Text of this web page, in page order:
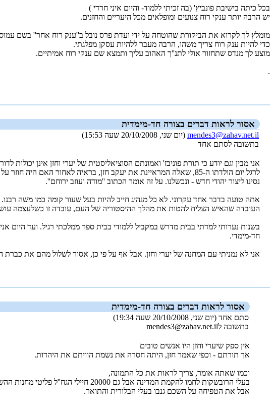
בכל כיתה בישיבת פונביץ' (בה זכיתי ללמוד- והיום איני חרדי )
יש הרבה יותר ענקי רוח צנועים ומופלאים מכל היעריים והחזנים.
מומלץ לך לקרוא את הביקורת שהוטחה על ידי ועדת פרס נובל ב''ענק רוח אחר'' בשם עמוס
כדי להיות ענק רוח צריך משהו, הרבה מעבר ללהיות עסקן מפלגתי.
מוצע לך מנדס שתחזור אולי לתנ''ך האהוב עליך ותמצא שם ענקי רוח אמיתיים.
.
אסור לראות דברים בצורה חד-מימדית
mendes3@zahav.net.il (יום שני, 20/10/2008 שעה 15:53)
בתשובה לסתם אחד
אני מבין וגם יודע כי תורת פוניבז' ואמונתם הסוציאליסטית של יערי וחזן אינן
לרגל יום הולדתו ה-‏85, שאלה המראיינת את יעקב חזן, בראיה לאחור
נסינו ליצור יהודי חדש - ונכשלנו. על זה אומר הכתוב ''מודה ועוזב ירוחם''.
אתה טועה בדבר אחד עקרוני. לא כל מנהיג חייב להיות בעל שעור קומה כמו משה
העובדה שהאיש הצליח להטות את מהלך ההיסטוריה של העם, עובדה זו כשלעצמה
בשנות נערותי למדתי בבית מדרש במקביל ללמודי בבית ספר ממלכתי רגיל. ועד היום
חד-מימדי.
אני לא נמניתי עם המחנה של יערי וחזן. אבל אף על פי כן, אסור לשלול מהם את
אסור לראות דברים בצורה חד-מימדית
סתם אחד (יום שני, 20/10/2008 שעה 19:34)
בתשובה לmendes3@zahav.net.il
אין ספק שיערי וחזן היו אנשים טובים
אך תורתם - וכפי שאמר חזן, היתה חסרה את נשמת הוויתם את היהדות.
וכמו שאתה אומר, צריך לראות את כל התמונה,
בעלי הרובשקות לחמו להקמת המדינה אבל גם 20000 חיילי הגח''ל פליטי מחנות ההשמדה, גם עשרות אלפים יהודים מהיישוב הישן, מזרחים ואשכנזים מסרו נפשם בכל החזיתות.
אבל את הטפיחה על השכם גנבו בעלי הבלורית והתואר.